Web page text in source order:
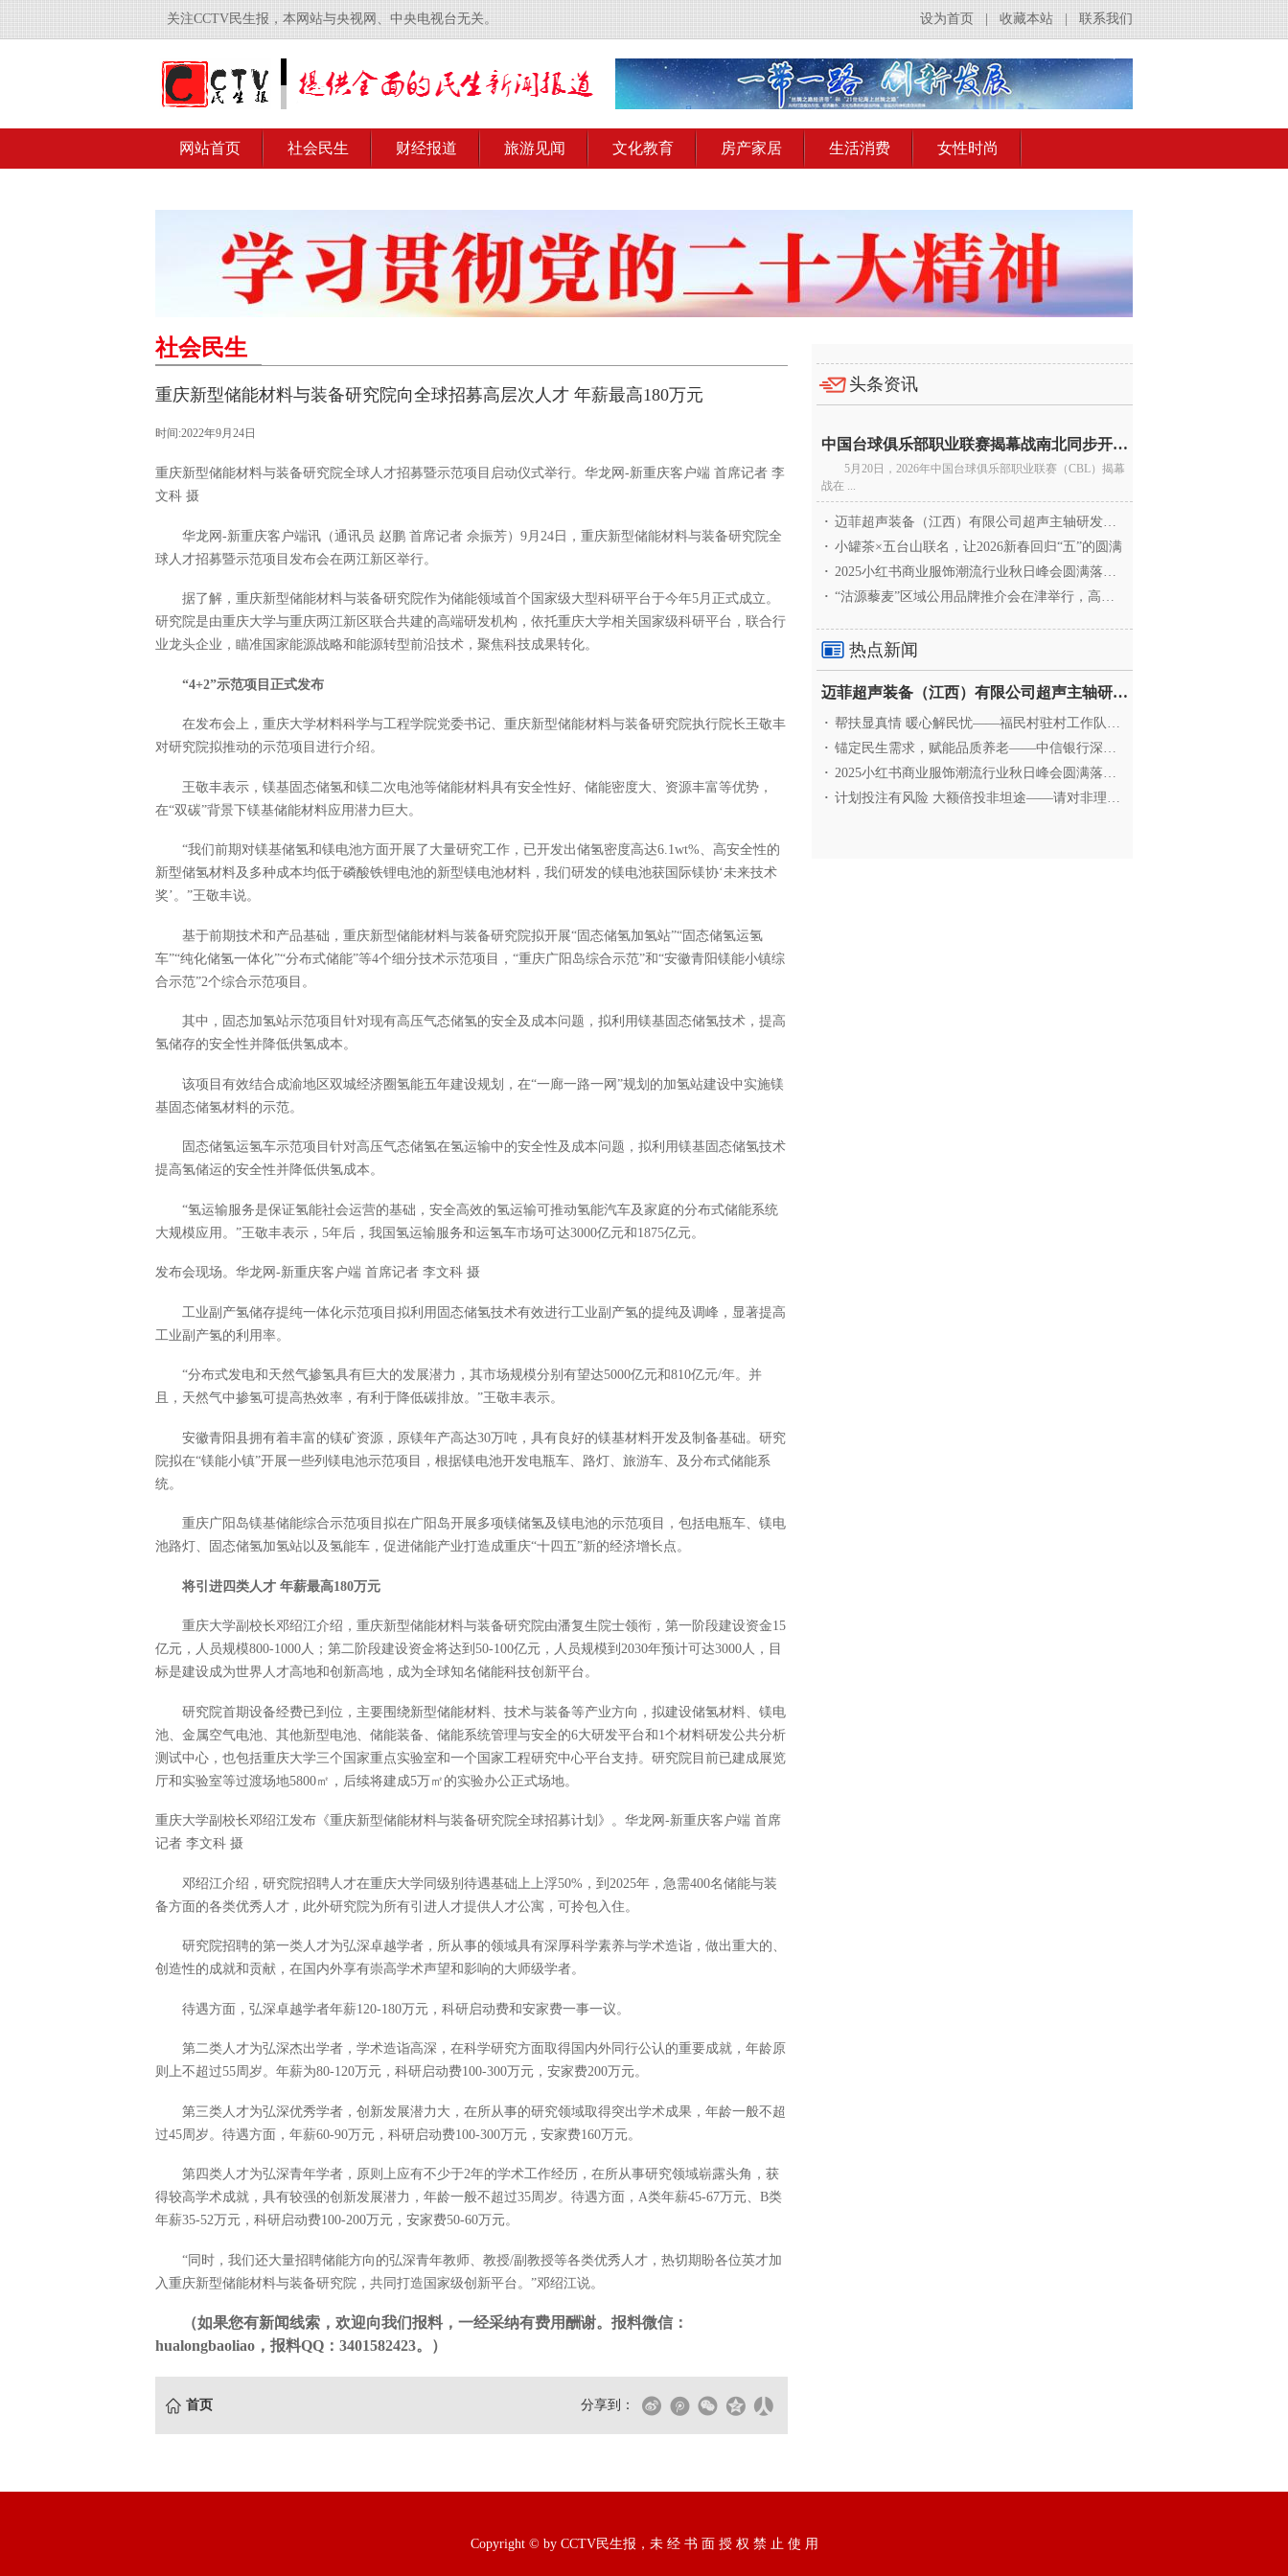
关注CCTV民生报，本网站与央视网、中央电视台无关。 联系我们
收藏本站
设为首页
网站首页 社会民生 财经报道 旅游见闻 文化教育 房产家居 生活消费 女性时尚
社会民生
重庆新型储能材料与装备研究院向全球招募高层次人才 年薪最高180万元
时间:2022年9月24日
重庆新型储能材料与装备研究院全球人才招募暨示范项目启动仪式举行。华龙网-新重庆客户端 首席记者 李
文科 摄
华龙网-新重庆客户端讯（通讯员 赵鹏 首席记者 佘振芳）9月24日，重庆新型储能材料与装备研究院全
球人才招募暨示范项目发布会在两江新区举行。
据了解，重庆新型储能材料与装备研究院作为储能领域首个国家级大型科研平台于今年5月正式成立。
研究院是由重庆大学与重庆两江新区联合共建的高端研发机构，依托重庆大学相关国家级科研平台，联合行
业龙头企业，瞄准国家能源战略和能源转型前沿技术，聚焦科技成果转化。
“4+2”示范项目正式发布
在发布会上，重庆大学材料科学与工程学院党委书记、重庆新型储能材料与装备研究院执行院长王敬丰
对研究院拟推动的示范项目进行介绍。
王敬丰表示，镁基固态储氢和镁二次电池等储能材料具有安全性好、储能密度大、资源丰富等优势，
在“双碳”背景下镁基储能材料应用潜力巨大。
“我们前期对镁基储氢和镁电池方面开展了大量研究工作，已开发出储氢密度高达6.1wt%、高安全性的
新型储氢材料及多种成本均低于磷酸铁锂电池的新型镁电池材料，我们研发的镁电池获国际镁协‘未来技术
奖’。”王敬丰说。
基于前期技术和产品基础，重庆新型储能材料与装备研究院拟开展“固态储氢加氢站”“固态储氢运氢
车”“纯化储氢一体化”“分布式储能”等4个细分技术示范项目，“重庆广阳岛综合示范”和“安徽青阳镁能小镇综
合示范”2个综合示范项目。
其中，固态加氢站示范项目针对现有高压气态储氢的安全及成本问题，拟利用镁基固态储氢技术，提高
氢储存的安全性并降低供氢成本。
该项目有效结合成渝地区双城经济圈氢能五年建设规划，在“一廊一路一网”规划的加氢站建设中实施镁
基固态储氢材料的示范。
固态储氢运氢车示范项目针对高压气态储氢在氢运输中的安全性及成本问题，拟利用镁基固态储氢技术
提高氢储运的安全性并降低供氢成本。
“氢运输服务是保证氢能社会运营的基础，安全高效的氢运输可推动氢能汽车及家庭的分布式储能系统
大规模应用。”王敬丰表示，5年后，我国氢运输服务和运氢车市场可达3000亿元和1875亿元。
发布会现场。华龙网-新重庆客户端 首席记者 李文科 摄
工业副产氢储存提纯一体化示范项目拟利用固态储氢技术有效进行工业副产氢的提纯及调峰，显著提高
工业副产氢的利用率。
“分布式发电和天然气掺氢具有巨大的发展潜力，其市场规模分别有望达5000亿元和810亿元/年。并
且，天然气中掺氢可提高热效率，有利于降低碳排放。”王敬丰表示。
安徽青阳县拥有着丰富的镁矿资源，原镁年产高达30万吨，具有良好的镁基材料开发及制备基础。研究
院拟在“镁能小镇”开展一些列镁电池示范项目，根据镁电池开发电瓶车、路灯、旅游车、及分布式储能系
统。
重庆广阳岛镁基储能综合示范项目拟在广阳岛开展多项镁储氢及镁电池的示范项目，包括电瓶车、镁电
池路灯、固态储氢加氢站以及氢能车，促进储能产业打造成重庆“十四五”新的经济增长点。
将引进四类人才 年薪最高180万元
重庆大学副校长邓绍江介绍，重庆新型储能材料与装备研究院由潘复生院士领衔，第一阶段建设资金15
亿元，人员规模800-1000人；第二阶段建设资金将达到50-100亿元，人员规模到2030年预计可达3000人，目
标是建设成为世界人才高地和创新高地，成为全球知名储能科技创新平台。
研究院首期设备经费已到位，主要围绕新型储能材料、技术与装备等产业方向，拟建设储氢材料、镁电
池、金属空气电池、其他新型电池、储能装备、储能系统管理与安全的6大研发平台和1个材料研发公共分析
测试中心，也包括重庆大学三个国家重点实验室和一个国家工程研究中心平台支持。研究院目前已建成展览
厅和实验室等过渡场地5800㎡，后续将建成5万㎡的实验办公正式场地。
重庆大学副校长邓绍江发布《重庆新型储能材料与装备研究院全球招募计划》。华龙网-新重庆客户端 首席
记者 李文科 摄
邓绍江介绍，研究院招聘人才在重庆大学同级别待遇基础上上浮50%，到2025年，急需400名储能与装
备方面的各类优秀人才，此外研究院为所有引进人才提供人才公寓，可拎包入住。
研究院招聘的第一类人才为弘深卓越学者，所从事的领域具有深厚科学素养与学术造诣，做出重大的、
创造性的成就和贡献，在国内外享有崇高学术声望和影响的大师级学者。
待遇方面，弘深卓越学者年薪120-180万元，科研启动费和安家费一事一议。
第二类人才为弘深杰出学者，学术造诣高深，在科学研究方面取得国内外同行公认的重要成就，年龄原
则上不超过55周岁。年薪为80-120万元，科研启动费100-300万元，安家费200万元。
第三类人才为弘深优秀学者，创新发展潜力大，在所从事的研究领域取得突出学术成果，年龄一般不超
过45周岁。待遇方面，年薪60-90万元，科研启动费100-300万元，安家费160万元。
第四类人才为弘深青年学者，原则上应有不少于2年的学术工作经历，在所从事研究领域崭露头角，获
得较高学术成就，具有较强的创新发展潜力，年龄一般不超过35周岁。待遇方面，A类年薪45-67万元、B类
年薪35-52万元，科研启动费100-200万元，安家费50-60万元。
“同时，我们还大量招聘储能方向的弘深青年教师、教授/副教授等各类优秀人才，热切期盼各位英才加
入重庆新型储能材料与装备研究院，共同打造国家级创新平台。”邓绍江说。
（如果您有新闻线索，欢迎向我们报料，一经采纳有费用酬谢。报料微信：
hualongbaoliao，报料QQ：3401582423。）
首页 分享到：
头条资讯
中国台球俱乐部职业联赛揭幕战南北同步开杆 首届CBL
5月20日，2026年中国台球俱乐部职业联赛（CBL）揭幕
战在 ...
· 迈菲超声装备（江西）有限公司超声主轴研发和生产项
· 小罐茶×五台山联名，让2026新春回归“五”的圆满
· 2025小红书商业服饰潮流行业秋日峰会圆满落幕，携手
· “沽源藜麦”区域公用品牌推介会在津举行，高蛋白产业
热点新闻
迈菲超声装备（江西）有限公司超声主轴研发和生产项
· 帮扶显真情 暖心解民忧——福民村驻村工作队与村委心系
· 锚定民生需求，赋能品质养老——中信银行深圳分行养老
· 2025小红书商业服饰潮流行业秋日峰会圆满落幕，携手
· 计划投注有风险 大额倍投非坦途——请对非理性购彩说“
Copyright © by CCTV民生报，未 经 书 面 授 权 禁 止 使 用